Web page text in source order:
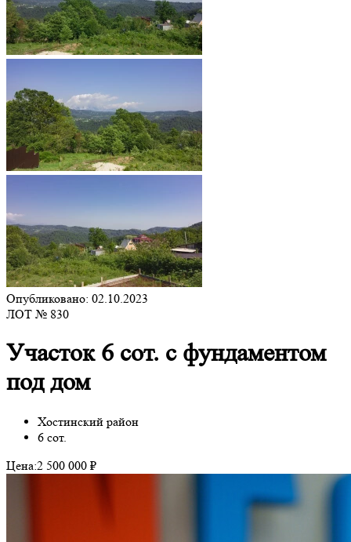
Опубликовано: 02.10.2023
ЛОТ № 830
Участок 6 сот. с фундаментом
под дом
Хостинский район
6 сот.
Цена:2 500 000 ₽